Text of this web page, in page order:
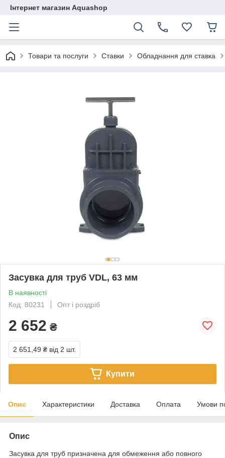
Інтернет магазин Aquashop
Товари та послуги Ставки Обладнання для ставка
Засувка для труб VDL, 63 мм
В наявності
Код: 80231
Опт і роздріб
2 652 ₴
2 651,49 ₴ від 2 шт.
Купити
Опис Характеристики Доставка Оплата Умови
Опис
Засувка для труб призначена для обмеження або повного